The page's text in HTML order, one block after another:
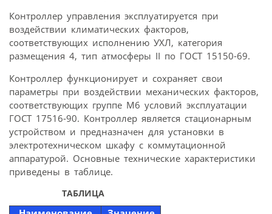
Контроллер управления эксплуатируется при
воздействии климатических факторов,
соответствующих исполнению УХЛ, категория
размещения 4, тип атмосферы II по ГОСТ 15150-69.
Контроллер функционирует и сохраняет свои
параметры при воздействии механических факторов,
соответствующих группе М6 условий эксплуатации
ГОСТ 17516-90. Контроллер является стационарным
устройством и предназначен для установки в
электротехническом шкафу с коммутационной
аппаратурой. Основные технические характеристики
приведены в таблице.
ТАБЛИЦА